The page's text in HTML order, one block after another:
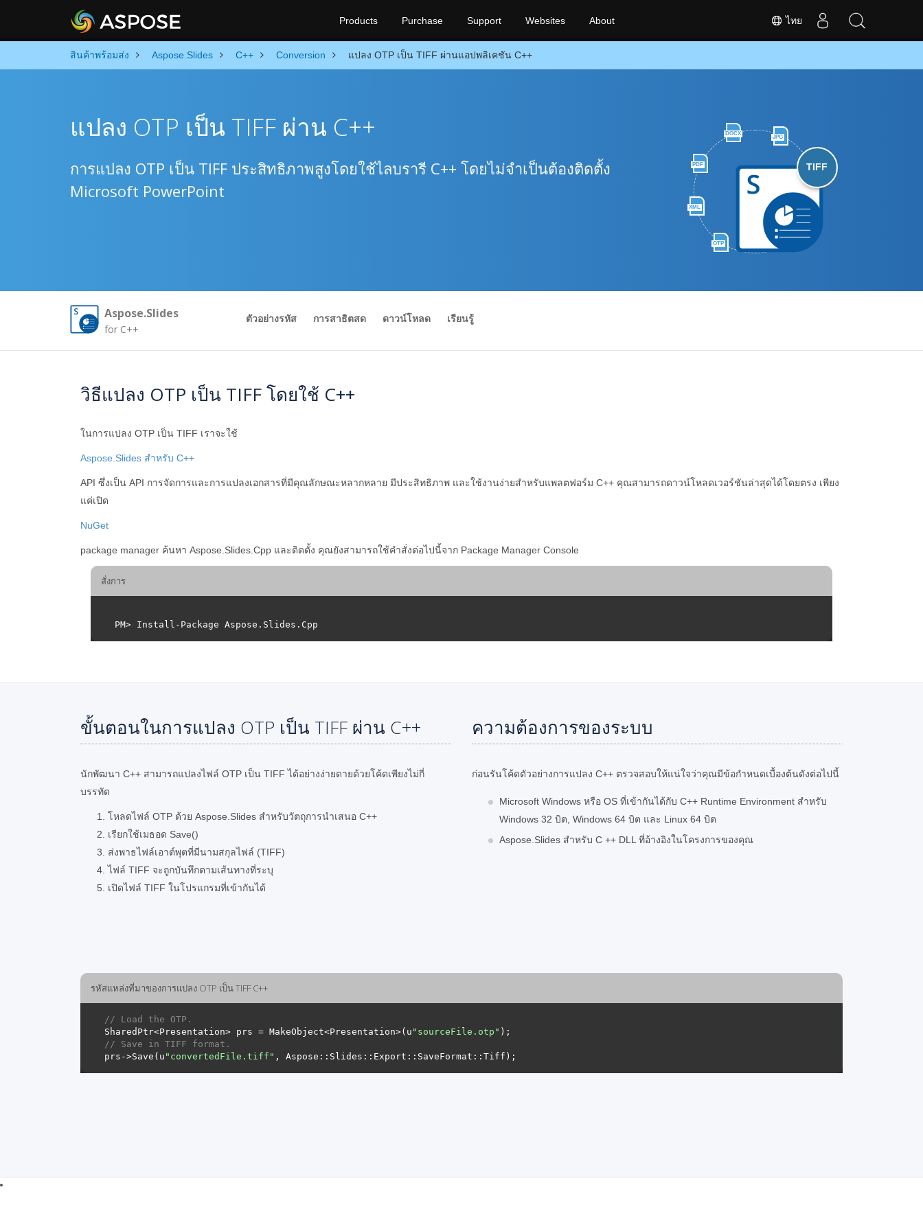
ไทย
Products Purchase Support Websites About
สินค้าพร้อมส่ง Aspose.Slides C++ Conversion แปลง OTP เป็น TIFF ผ่านแอปพลิเคชัน C++
DOCX
JPG
PDF
XML
OTP
TIFF
แปลง OTP เป็น TIFF ผ่าน C++
การแปลง OTP เป็น TIFF ประสิทธิภาพสูงโดยใช้ไลบรารี C++ โดยไม่จำเป็นต้องติดตั้ง
Microsoft PowerPoint
Aspose.Slides
for C++
ตัวอย่างรหัส การสาธิตสด ดาวน์โหลด เรียนรู้
วิธีแปลง OTP เป็น TIFF โดยใช้ C++
ในการแปลง OTP เป็น TIFF เราจะใช้
Aspose.Slides สำหรับ C++
API ซึ่งเป็น API การจัดการและการแปลงเอกสารที่มีคุณลักษณะหลากหลาย มีประสิทธิภาพ และใช้งานง่ายสำหรับแพลตฟอร์ม C++ คุณสามารถดาวน์โหลดเวอร์ชันล่าสุดได้โดยตรง เพียง
แค่เปิด
NuGet
package manager ค้นหา Aspose.Slides.Cpp และติดตั้ง คุณยังสามารถใช้คำสั่งต่อไปนี้จาก Package Manager Console
สั่งการ
ขั้นตอนในการแปลง OTP เป็น TIFF ผ่าน C++
นักพัฒนา C++ สามารถแปลงไฟล์ OTP เป็น TIFF ได้อย่างง่ายดายด้วยโค้ดเพียงไม่กี่
บรรทัด
โหลดไฟล์ OTP ด้วย Aspose.Slides สำหรับวัตถุการนำเสนอ C++
เรียกใช้เมธอด Save()
ส่งพาธไฟล์เอาต์พุตที่มีนามสกุลไฟล์ (TIFF)
ไฟล์ TIFF จะถูกบันทึกตามเส้นทางที่ระบุ
เปิดไฟล์ TIFF ในโปรแกรมที่เข้ากันได้
ความต้องการของระบบ
ก่อนรันโค้ดตัวอย่างการแปลง C++ ตรวจสอบให้แน่ใจว่าคุณมีข้อกำหนดเบื้องต้นดังต่อไปนี้
Microsoft Windows หรือ OS ที่เข้ากันได้กับ C++ Runtime Environment สำหรับ
Windows 32 บิต, Windows 64 บิต และ Linux 64 บิต
Aspose.Slides สำหรับ C ++ DLL ที่อ้างอิงในโครงการของคุณ
รหัสแหล่งที่มาของการแปลง OTP เป็น TIFF C++
// Load the OTP.
SharedPtr<Presentation> prs = MakeObject<Presentation>(u "sourceFile.otp"
// Save in TIFF format.
prs->Save(u "convertedFile.tiff"